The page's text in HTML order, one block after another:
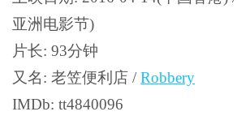
亚洲电影节)
片长: 93分钟
又名: 老笠便利店 / Robbery
IMDb: tt4840096